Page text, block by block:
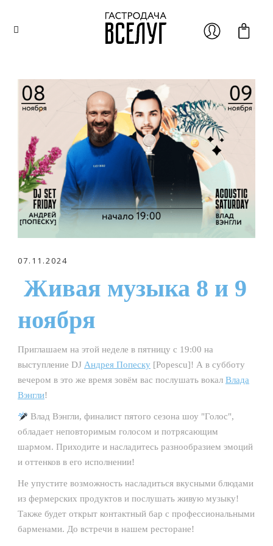
07.11.2024
Живая музыка 8 и 9
ноября
Приглашаем на этой неделе в пятницу с 19:00 на
выступление DJ Андрея Попеску [Popescu]! А в субботу
вечером в это же время зовём вас послушать вокал Влада
Вэнгли!
Влад Вэнгли, финалист пятого сезона шоу "Голос",
обладает неповторимым голосом и потрясающим
шармом. Приходите и насладитесь разнообразием эмоций
и оттенков в его исполнении!
Не упустите возможность насладиться вкусными блюдами
из фермерских продуктов и послушать живую музыку!
Также будет открыт контактный бар с профессиональными
барменами. До встречи в нашем ресторане!